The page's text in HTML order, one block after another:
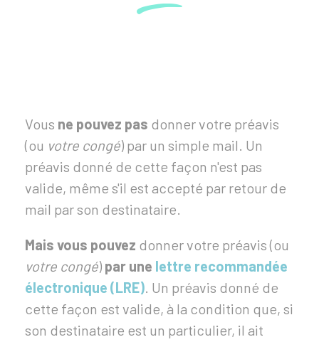
Vous ne pouvez pas donner votre préavis
(ou votre congé) par un simple mail. Un
préavis donné de cette façon n'est pas
valide, même s'il est accepté par retour de
mail par son destinataire.
Mais vous pouvez donner votre préavis (ou
votre congé) par une lettre recommandée
électronique (LRE). Un préavis donné de
cette façon est valide, à la condition que, si
son destinataire est un particulier, il ait